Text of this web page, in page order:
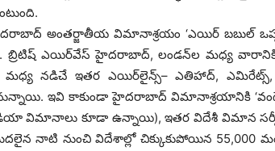
హైదరాబాద్ అంతర్జాతీయ విమానాశ్రయం ‘ఎయిర్ బబుల్
ఎయిర్‌వేస్ హైదరాబాద్, లండన్‌ల మధ్య వారానికి
నడిచే ఇతర ఎయిర్‌లైన్స్– ఎతిహాద్,
ఇవి కాకుండా హైదరాబాద్ విమానాశ్రయానికి
విమానాలు కూడా ఉన్నాయి), ఇతర విదేశీ విమాన
నాటి నుంచి విదేశాల్లో చిక్కుకుపోయిన 55,000